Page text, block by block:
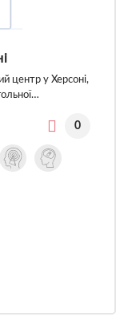
центр у Херсоні,
0